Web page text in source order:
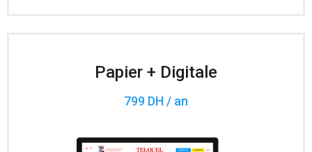
Papier + Digitale
799 DH / an